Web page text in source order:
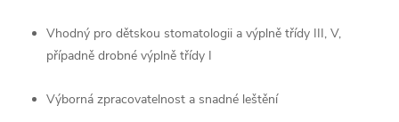
Vhodný pro dětskou stomatologii a výplně třídy III, V,
případně drobné výplně třídy I
Výborná zpracovatelnost a snadné leštění